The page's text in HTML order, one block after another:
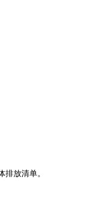
放清单。